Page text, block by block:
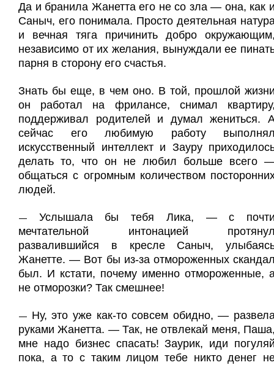
Да и бранила Жанетта его не со зла — она, как
Саныч, его понимала. Просто деятельная
и вечная тяга причинить добро
независимо от их желания, вынуждали ее
парня в сторону его счастья.
Знать бы еще, в чем оно. В той, прошлой
он работал на фрилансе, снимал
поддерживал родителей и думал жениться.
сейчас его любимую работу
искусственный интеллект и Зауру
делать то, что он не любил больше всего
общаться с огромным количеством
людей.
— Услышала бы тебя Лика, — с
мечтательной интонацией
развалившийся в кресле Саныч,
Жанетте. — Вот бы из-за отмороженных
был. И кстати, почему именно отмороженные,
не отморозки? Так смешнее!
— Ну, это уже как-то совсем обидно, —
руками Жанетта. — Так, не отвлекай меня,
мне надо бизнес спасать! Заурик, иди
пока, а то с таким лицом тебе никто денег